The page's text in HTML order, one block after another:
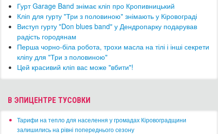
Гурт Garage Band знімає кліп про Кропивницький
Кліп для гурту "Три з половиною" знімають у Кіровограді
​Виступ гурту "Don blues band" у Дендропарку подарував
радість городянам
Перша чорно-біла робота, трохи масла на тілі і інші секрети
кліпу для "Три з половиною"
Цей красивий кліп вас може "вбити"!
В ЭПИЦЕНТРЕ ТУСОВКИ
​Тарифи на тепло для населення у громадах Кіровоградщини
залишились на рівні попереднього сезону